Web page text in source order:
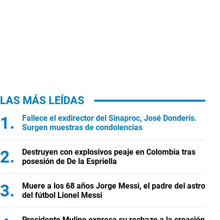
LAS MÁS LEÍDAS
Fallece el exdirector del Sinaproc, José Donderis.
Surgen muestras de condolencias
Destruyen con explosivos peaje en Colombia tras
posesión de De la Espriella
Muere a los 68 años Jorge Messi, el padre del astro
del fútbol Lionel Messi